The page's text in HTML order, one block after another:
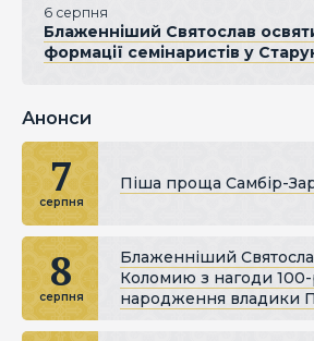
6 серпня
Блаженніший Святослав
формації семінаристів у
Анонси
7
серпня
Піша проща Самбір-
8
серпня
Блаженніший
Коломию з нагоди 100-
народження владики